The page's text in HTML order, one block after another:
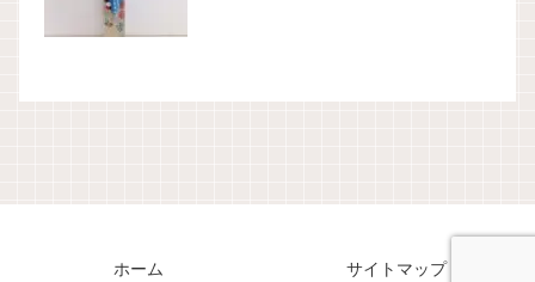
ホーム サイトマップ